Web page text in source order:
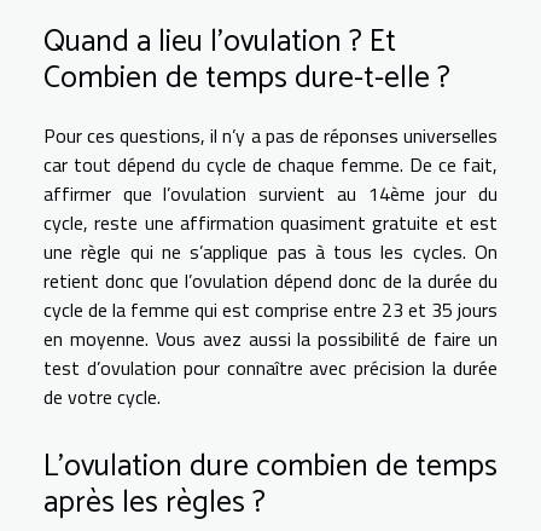
Quand a lieu l’ovulation ? Et
Combien de temps dure-t-elle ?
Pour ces questions, il n’y a pas de réponses universelles
car tout dépend du cycle de chaque femme. De ce fait,
affirmer que l’ovulation survient au 14ème jour du
cycle, reste une affirmation quasiment gratuite et est
une règle qui ne s’applique pas à tous les cycles. On
retient donc que l’ovulation dépend donc de la durée du
cycle de la femme qui est comprise entre 23 et 35 jours
en moyenne. Vous avez aussi la possibilité de faire un
test d’ovulation pour connaître avec précision la durée
de votre cycle.
L’ovulation dure combien de temps
après les règles ?